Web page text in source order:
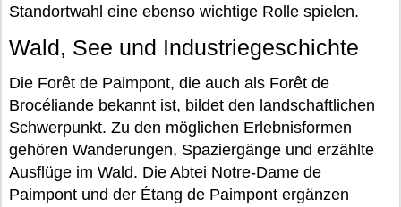
Standortwahl eine ebenso wichtige Rolle spielen.
Wald, See und Industriegeschichte
Die Forêt de Paimpont, die auch als Forêt de
Brocéliande bekannt ist, bildet den landschaftlichen
Schwerpunkt. Zu den möglichen Erlebnisformen
gehören Wanderungen, Spaziergänge und erzählte
Ausflüge im Wald. Die Abtei Notre-Dame de
Paimpont und der Étang de Paimpont ergänzen